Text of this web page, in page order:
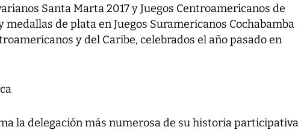
Santa Marta 2017 y Juegos Centroamericanos de
medallas de plata en Juegos Suramericanos Cochabamba
y del Caribe, celebrados el año pasado en
la delegación más numerosa de su historia participativa